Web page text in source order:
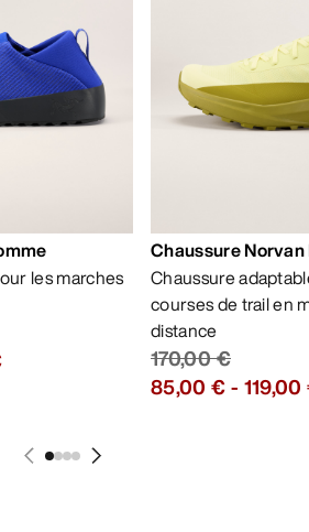
les marches
Chaussure
Chaussure
courses de trail en
distance
170,00 €
85,00 €-